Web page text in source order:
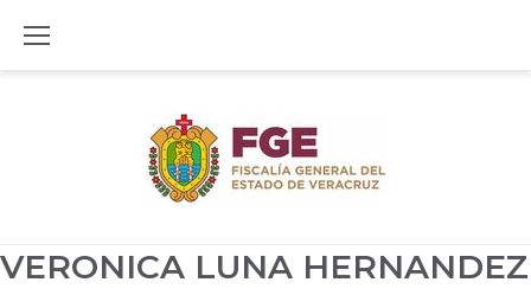
VERONICA LUNA HERNANDEZ